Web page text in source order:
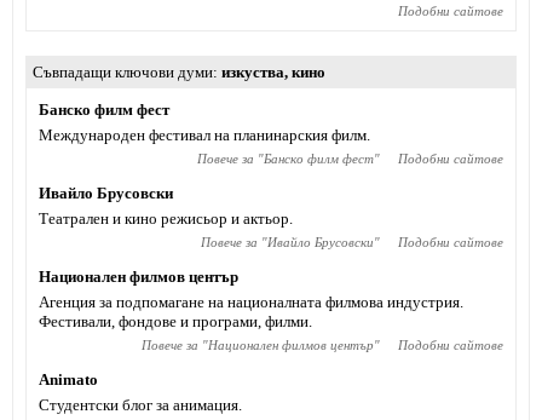
Подобни сайтове
Съвпадащи ключови думи изкуства, кино
Банско филм фест
Международен фестивал на планинарския филм.
Повече за "Банско филм фест" Подобни сайтове
Ивайло Брусовски
Театрален и кино режисьор и актьор.
Повече за "Ивайло Брусовски" Подобни сайтове
Национален филмов център
Агенция за подпомагане на националната филмова индустрия.
Фестивали, фондове и програми, филми.
Повече за "Национален филмов център" Подобни сайтове
Animato
Студентски блог за анимация.